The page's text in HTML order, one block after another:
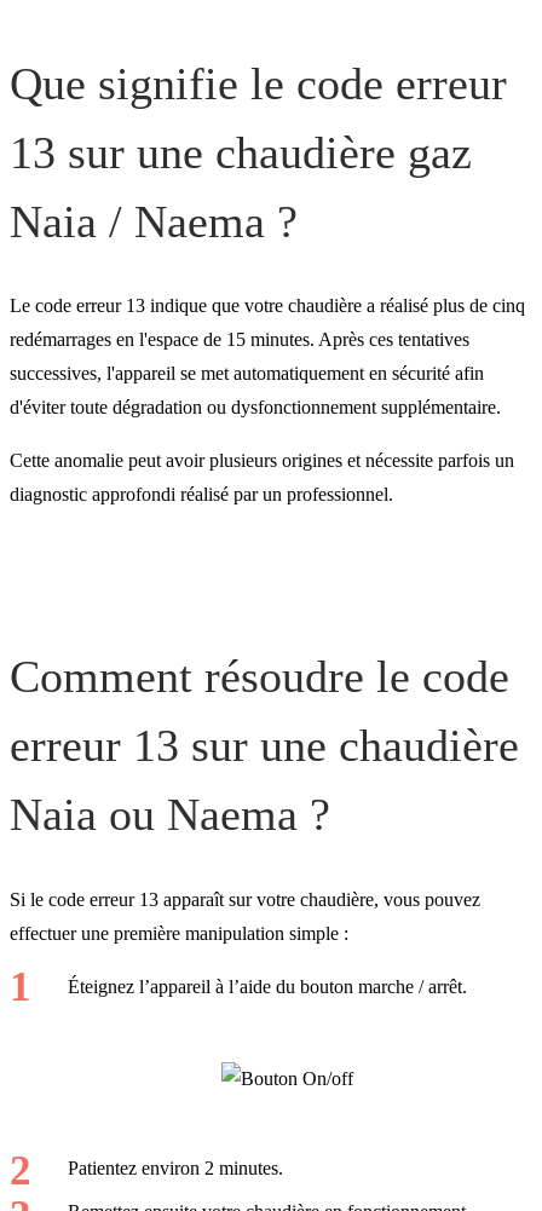
Pourquoi l'entretien
votre chaudière est-il
indispensable ?
Que signifie le code erreur
13 sur une chaudière gaz
Naia / Naema ?
Le code erreur 13 indique que votre chaudière a réalisé plus de cinq
redémarrages en l'espace de 15 minutes. Après ces tentatives
successives, l'appareil se met automatiquement en sécurité afin
d'éviter toute dégradation ou dysfonctionnement supplémentaire.
Cette anomalie peut avoir plusieurs origines et nécessite parfois un
diagnostic approfondi réalisé par un professionnel.
Comment résoudre le code
erreur 13 sur une chaudière
Naia ou Naema ?
Si le code erreur 13 apparaît sur votre chaudière, vous pouvez
effectuer une première manipulation simple :
Éteignez l’appareil à l’aide du bouton marche / arrêt.
Patientez environ 2 minutes.